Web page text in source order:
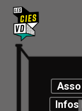
Passer
contenu
principal
Asso
Infos